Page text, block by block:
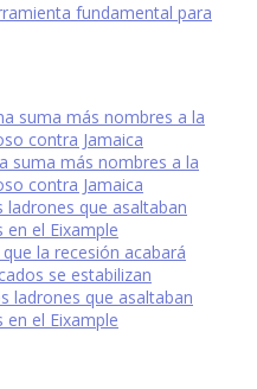
fundamental para
suma más nombres a la
contra Jamaica
suma más nombres a la
contra Jamaica
ladrones que asaltaban
el Eixample
la recesión acabará
se estabilizan
ladrones que asaltaban
el Eixample